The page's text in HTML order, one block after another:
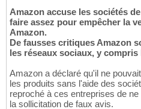
Amazon accuse les sociétés
faire assez pour empêcher la
Amazon.
De fausses critiques Amazon
les réseaux sociaux, y compris
Amazon a déclaré qu'il ne
les produits sans l'aide des
reproché à ces entreprises de
la sollicitation de faux avis.